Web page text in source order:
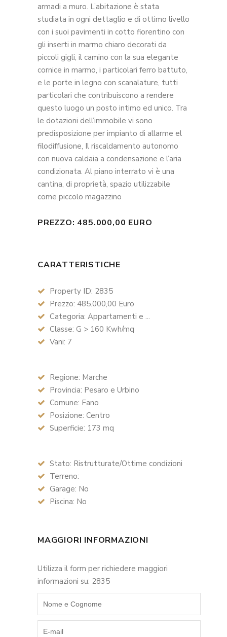
armadi a muro. L’abitazione è stata
studiata in ogni dettaglio e di ottimo livello
con i suoi pavimenti in cotto fiorentino con
gli inserti in marmo chiaro decorati da
piccoli gigli, il camino con la sua elegante
cornice in marmo, i particolari ferro battuto,
e le porte in legno con scanalature, tutti
particolari che contribuiscono a rendere
questo luogo un posto intimo ed unico. Tra
le dotazioni dell’immobile vi sono
predisposizione per impianto di allarme el
filodiffusione, Il riscaldamento autonomo
con nuova caldaia a condensazione e l’aria
condizionata. Al piano interrato vi è una
cantina, di proprietà, spazio utilizzabile
come piccolo magazzino
PREZZO: 485.000,00 EURO
CARATTERISTICHE
Property ID: 2835
Prezzo: 485.000,00 Euro
Categoria: Appartamenti e ...
Classe: G > 160 Kwh/mq
Vani: 7
Regione: Marche
Provincia: Pesaro e Urbino
Comune: Fano
Posizione: Centro
Superficie: 173 mq
Stato: Ristrutturate/Ottime condizioni
Terreno:
Garage: No
Piscina: No
MAGGIORI INFORMAZIONI
Utilizza il form per richiedere maggiori
informazioni su: 2835